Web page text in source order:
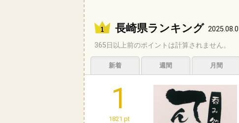
長崎県ランキング
365日以上前のポイントは計算されません。
新着 週間 月間
1
1821 pt